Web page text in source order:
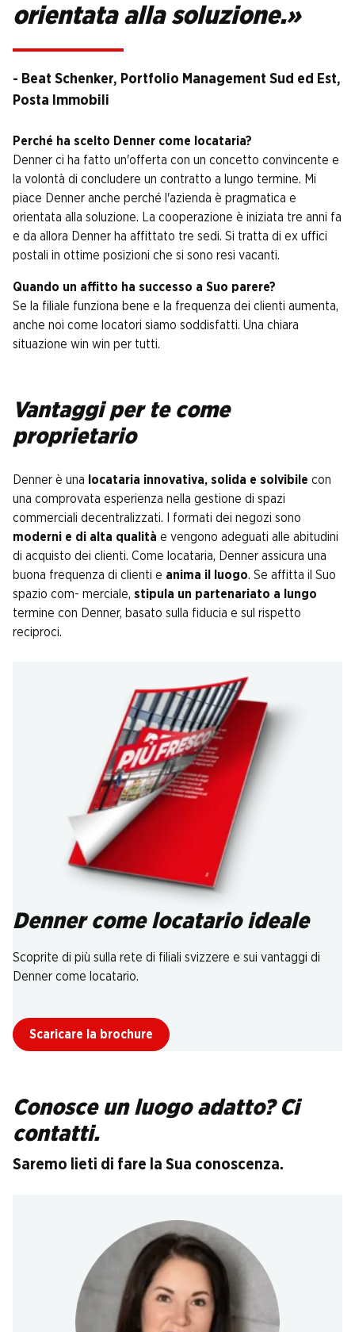
orientata alla soluzione.»
- Beat Schenker, Portfolio Management Sud ed Est,
Posta Immobili
Perché ha scelto Denner come locataria?
Denner ci ha fatto un'offerta con un concetto convincente e
la volontà di concludere un contratto a lungo termine. Mi
piace Denner anche perché l'azienda è pragmatica e
orientata alla soluzione. La cooperazione è iniziata tre anni fa
e da allora Denner ha affittato tre sedi. Si tratta di ex uffici
postali in ottime posizioni che si sono resi vacanti.
Quando un affitto ha successo a Suo parere?
Se la filiale funziona bene e la frequenza dei clienti aumenta,
anche noi come locatori siamo soddisfatti. Una chiara
situazione win win per tutti.
Vantaggi per te come
proprietario
Denner è una locataria innovativa, solida e solvibile con
una comprovata esperienza nella gestione di spazi
commerciali decentralizzati. I formati dei negozi sono
moderni e di alta qualità e vengono adeguati alle abitudini
di acquisto dei clienti. Come locataria, Denner assicura una
buona frequenza di clienti e anima il luogo. Se affitta il Suo
spazio com- merciale, stipula un partenariato a lungo
termine con Denner, basato sulla fiducia e sul rispetto
reciproci.
Denner come locatario ideale
Scoprite di più sulla rete di filiali svizzere e sui vantaggi di
Denner come locatario.
Scaricare la brochure
Conosce un luogo adatto? Ci
contatti.
Saremo lieti di fare la Sua conoscenza.